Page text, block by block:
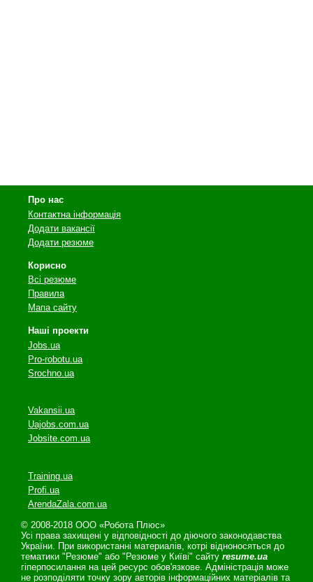
Про нас
Контактна інформація
Додати вакансії
Додати резюме
Корисно
Всі резюме
Правила
Мапа сайту
Наші проекти
Jobs.ua
Pro-robotu.ua
Srochno.ua
Vakansii.ua
Uajobs.com.ua
Jobsite.com.ua
Training.ua
Profi.ua
ArendaZala.com.ua
© 2008-2018 ООО «Робота Плюс»
Усі права захищені у відповідності до діючого законодавства
України. При використанні материалів, котрі відноносяться до
тематики "Резюме" або "Резюме у Київі" сайту resume.ua
гіперпосилання на цей ресурс обов'язкове. Адміністрація може
не розподіляти точку зору авторів інформаційних матеріалів та